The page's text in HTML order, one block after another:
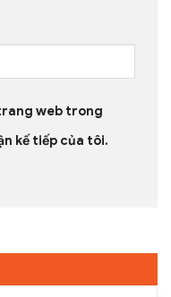
web trong
kế tiếp của tôi.